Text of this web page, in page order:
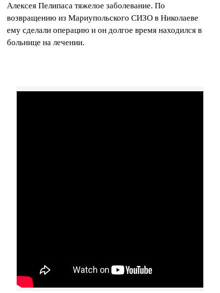
Алексея Пелипаса тяжелое заболевание. По
возвращению из Мариупольского СИЗО в Николаеве
ему сделали операцию и он долгое время находился в
больнице на лечении.